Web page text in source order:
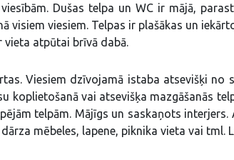
Dušas telpa un WC ir mājā,
visiem viesiem. Telpas ir plašākas un
vieta atpūtai brīvā dabā.
Viesiem dzīvojamā istaba atsevišķi no
koplietošanā vai atsevišķa mazgāšanās
telpām. Mājīgs un saskaņots
mēbeles, lapene, piknika vieta vai tml.